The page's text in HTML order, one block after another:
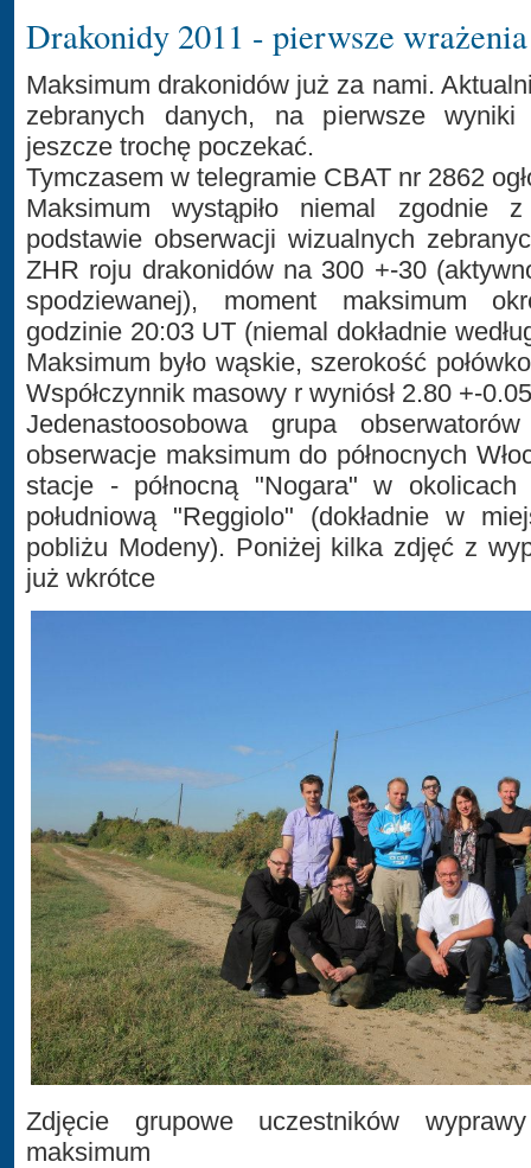
Drakonidy 2011 - pierwsze wrażenia
Maksimum drakonidów już za nami.
zebranych danych, na pierwsze wyniki
jeszcze trochę poczekać.
Tymczasem w telegramie CBAT nr 2862
Maksimum wystąpiło niemal zgodnie
podstawie obserwacji wizualnych
ZHR roju drakonidów na 300 +-30
spodziewanej), moment maksimum
godzinie 20:03 UT (niemal dokładnie
Maksimum było wąskie, szerokość
Współczynnik masowy r wyniósł 2.80 +-
Jedenastoosobowa grupa
obserwacje maksimum do północnych
stacje - północną "Nogara" w okolicach
południową "Reggiolo" (dokładnie w
pobliżu Modeny). Poniżej kilka zdjęć z
już wkrótce
Zdjęcie grupowe uczestników
maksimum